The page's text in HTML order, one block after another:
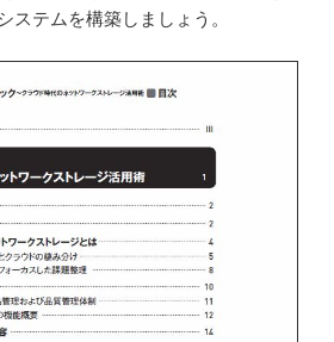
ステムを構築しましょう。